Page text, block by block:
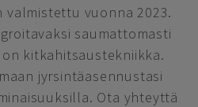
valmistettu vuonna 2023.
saumattomasti
kitkahitsaustekniikka.
jyrsintäasennustasi
Ota yhteyttä